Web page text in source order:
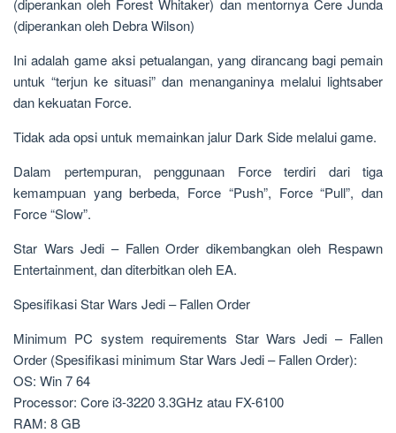
(diperankan oleh Debra Wilson)
Ini adalah game aksi petualangan, yang dirancang bagi pemain
untuk “terjun ke situasi” dan menanganinya melalui lightsaber
dan kekuatan Force.
Tidak ada opsi untuk memainkan jalur Dark Side melalui game.
Dalam pertempuran, penggunaan Force terdiri dari tiga
kemampuan yang berbeda, Force “Push”, Force “Pull”, dan
Force “Slow”.
Star Wars Jedi – Fallen Order dikembangkan oleh Respawn
Entertainment, dan diterbitkan oleh EA.
Spesifikasi Star Wars Jedi – Fallen Order
Minimum PC system requirements Star Wars Jedi – Fallen
Order (Spesifikasi minimum Star Wars Jedi – Fallen Order):
OS: Win 7 64
Processor: Core i3-3220 3.3GHz atau FX-6100
RAM: 8 GB